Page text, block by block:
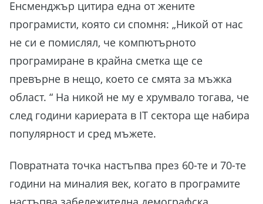
Енсменджър цитира една от жените
програмисти, която си спомня: „Никой от нас
не си е помислял, че компютърното
програмиране в крайна сметка ще се
превърне в нещо, което се смята за мъжка
област. “ На никой не му е хрумвало тогава, че
след години кариерата в IT сектора ще набира
популярност и сред мъжете.
Повратната точка настъпва през 60-те и 70-те
години на миналия век, когато в програмите